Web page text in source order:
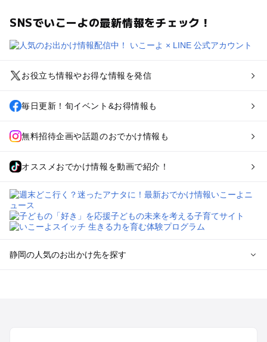
SNSでいこーよの最新情報をチェック！
お役立ち情報やお得な情報を発信
毎日更新！旬イベント&お得情報も
無料招待企画や話題のおでかけ情報も
オススメおでかけ情報を動画で紹介！
静岡の人気のお出かけ先を探す